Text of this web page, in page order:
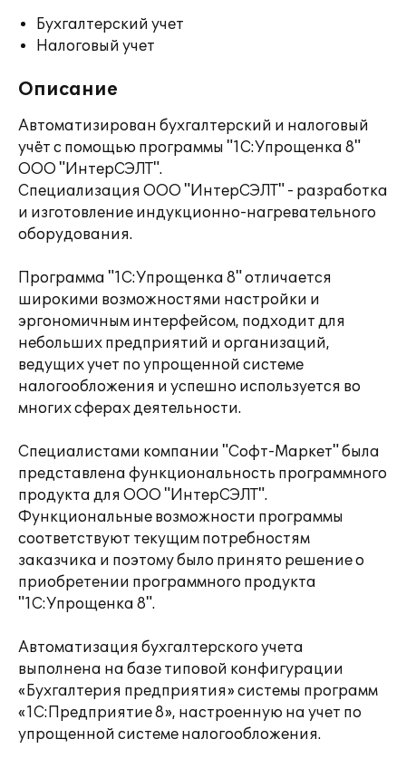
Бухгалтерский учет
Налоговый учет
Описание
Автоматизирован бухгалтерский и налоговый
учёт с помощью программы "1С:Упрощенка 8"
ООО "ИнтерСЭЛТ".
Специализация ООО "ИнтерСЭЛТ" - разработка
и изготовление индукционно-нагревательного
оборудования.
Программа "1С:Упрощенка 8" отличается
широкими возможностями настройки и
эргономичным интерфейсом, подходит для
небольших предприятий и организаций,
ведущих учет по упрощенной системе
налогообложения и успешно используется во
многих сферах деятельности.
Специалистами компании "Софт-Маркет" была
представлена функциональность программного
продукта для ООО "ИнтерСЭЛТ".
Функциональные возможности программы
соответствуют текущим потребностям
заказчика и поэтому было принято решение о
приобретении программного продукта
"1С:Упрощенка 8".
Автоматизация бухгалтерского учета
выполнена на базе типовой конфигурации
«Бухгалтерия предприятия» системы программ
«1С:Предприятие 8», настроенную на учет по
упрощенной системе налогообложения.